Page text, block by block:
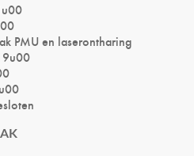
PMU en laserontharing